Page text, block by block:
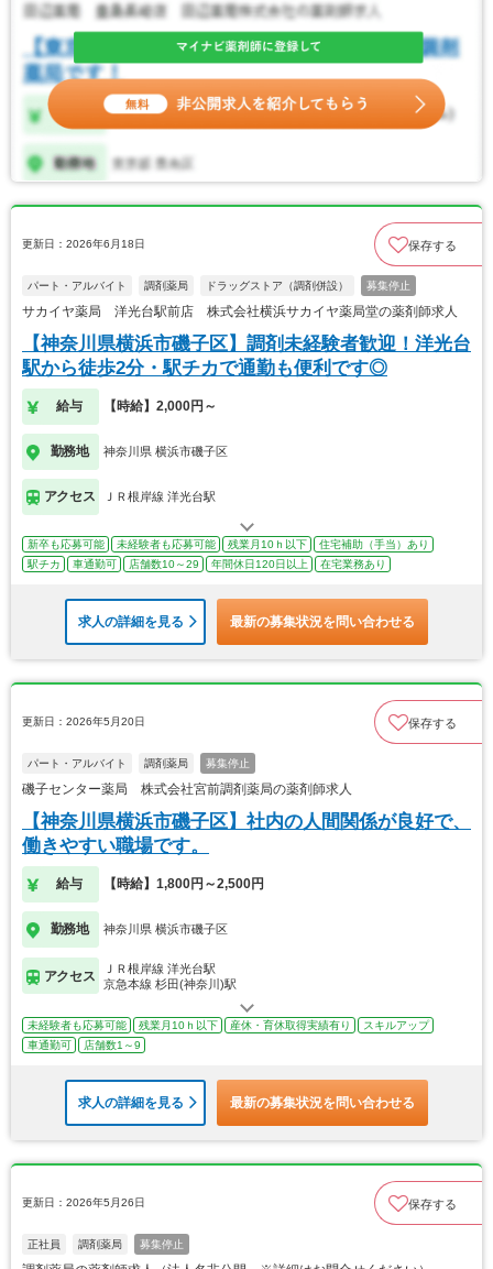
更新日：2026年6月18日 保存する
パート・アルバイト 調剤薬局 ドラッグストア（調剤併設） 募集停止
サカイヤ薬局 洋光台駅前店 株式会社横浜サカイヤ薬局堂の薬剤師求人
【神奈川県横浜市磯子区】調剤未経験者歓迎！洋光台
駅から徒歩2分・駅チカで通勤も便利です◎
給与 【時給】2,000円～
勤務地 神奈川県 横浜市磯子区
アクセス ＪＲ根岸線 洋光台駅
新卒も応募可能 未経験者も応募可能 残業月10ｈ以下
住宅補助（手当）あり
駅チカ
車通勤可 店舗数10～29 年間休日120日以上 在宅業務あり
求人の詳細を見る 最新の募集状況を問い合わせる
更新日：2026年5月20日 保存する
パート・アルバイト 調剤薬局 募集停止
磯子センター薬局 株式会社宮前調剤薬局の薬剤師求人
【神奈川県横浜市磯子区】社内の人間関係が良好で、
働きやすい職場です。
給与 【時給】1,800円～2,500円
勤務地 神奈川県 横浜市磯子区
アクセス
ＪＲ根岸線 洋光台駅
京急本線 杉田(神奈川)駅
未経験者も応募可能 残業月10ｈ以下 産休・育休取得実績有り
スキルアップ
車通勤可
店舗数1～9
求人の詳細を見る 最新の募集状況を問い合わせる
更新日：2026年5月26日 保存する
正社員 調剤薬局 募集停止